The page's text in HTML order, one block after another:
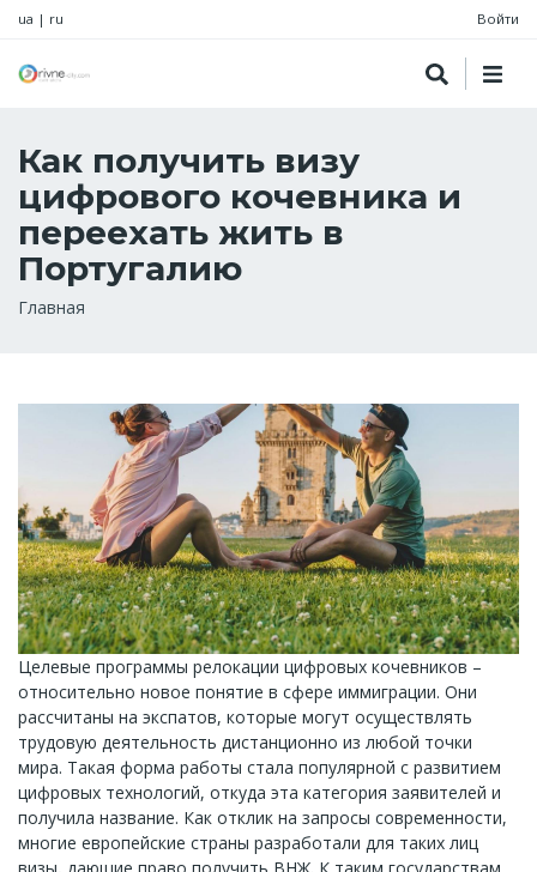
ua | ru Войти
Как получить визу
цифрового кочевника и
переехать жить в
Португалию
Строка
Главная
Целевые программы релокации цифровых кочевников –
относительно новое понятие в сфере иммиграции. Они
рассчитаны на экспатов, которые могут осуществлять
трудовую деятельность дистанционно из любой точки
мира. Такая форма работы стала популярной с развитием
цифровых технологий, откуда эта категория заявителей и
получила название. Как отклик на запросы современности,
многие европейские страны разработали для таких лиц